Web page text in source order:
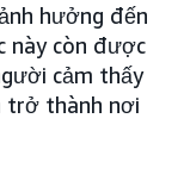
hưởng đến
này còn được
cảm thấy
trở thành nơi